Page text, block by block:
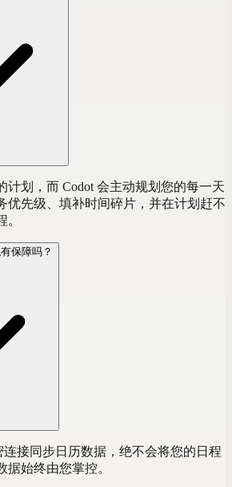
计划，而 Codot 会主动规划您的每一天
先级、填补时间碎片，并在计划赶不
。
保障吗？
连接同步日历数据，绝不会将您的日程
始终由您掌控。